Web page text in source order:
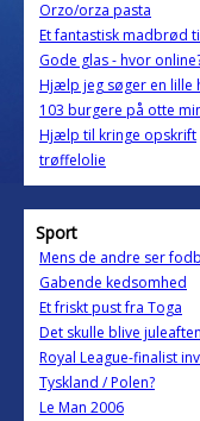
Orzo/orza pasta
Et fantastisk madbrød
Gode glas - hvor
Hjælp jeg søger en lille
103 burgere på otte
Hjælp til kringe opskrift
trøffelolie
Sport
Mens de andre ser
Gabende kedsomhed
Et friskt pust fra Toga
Det skulle blive juleaften
Royal League-finalist
Tyskland / Polen?
Le Man 2006